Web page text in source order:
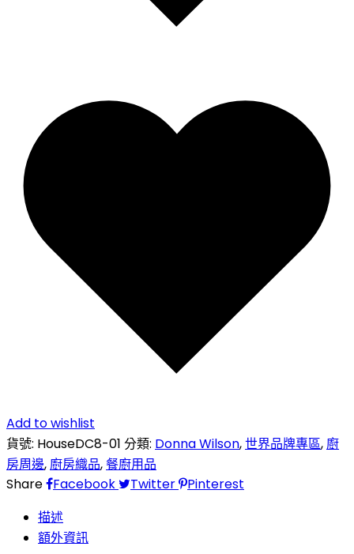
Add to wishlist
貨號: HouseDC8-01 分類: Donna Wilson,世界品牌專區,廚
房周邊,廚房織品,餐廚用品
Share
Facebook Twitter
Pinterest
描述
額外資訊